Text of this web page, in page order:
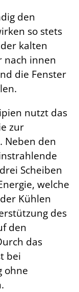
den
so stets
kalten
nach innen
die Fenster
nutzt das
zur
Neben den
Scheiben
welche
Kühlen
des
den
das
bei
ohne